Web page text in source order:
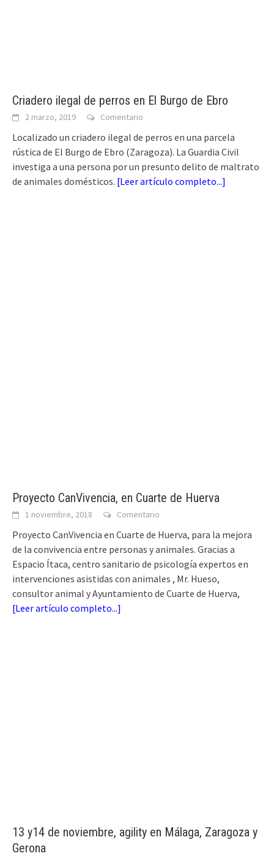
Criadero ilegal de perros en El Burgo de Ebro
2 marzo, 2019 Comentario
Localizado un criadero ilegal de perros en una parcela
rústica de El Burgo de Ebro (Zaragoza). La Guardia Civil
investiga a una persona por un presunto delito de maltrato
de animales domésticos. [Leer artículo completo...]
Proyecto CanVivencia, en Cuarte de Huerva
1 noviembre, 2018 Comentario
Proyecto CanVivencia en Cuarte de Huerva, para la mejora
de la convivencia entre personas y animales. Gracias a
Espacio Ítaca, centro sanitario de psicología expertos en
intervenciones asistidas con animales , Mr. Hueso,
consultor animal y Ayuntamiento de Cuarte de Huerva,
[Leer artículo completo...]
13 y14 de noviembre, agility en Málaga, Zaragoza y
Gerona